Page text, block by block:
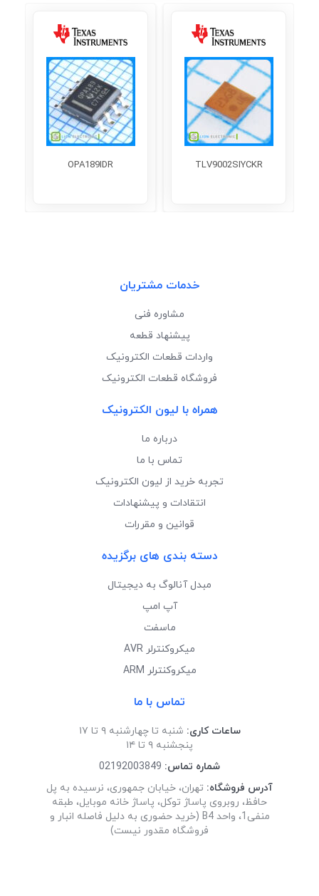
TLV9002SIYCKR
OPA189IDR
خدمات مشتریان
مشاوره فنی
پیشنهاد قطعه
واردات قطعات الکترونیک
فروشگاه قطعات الکترونیک
همراه با لیون الکترونیک
درباره ما
تماس با ما
تجربه خرید از لیون الکترونیک
انتقادات و پیشنهادات
قوانین و مقررات
دسته بندی های برگزیده
مبدل آنالوگ به دیجیتال
آپ امپ
ماسفت
میکروکنترلر AVR
میکروکنترلر ARM
تماس با ما
ساعات کاری: شنبه تا چهارشنبه ۹ تا ۱۷
پنجشنبه ۹ تا ۱۴
شماره تماس: 02192003849
آدرس فروشگاه: تهران، خیابان جمهوری، نرسیده به پل
حافظ، روبروی پاساژ توکل، پاساژ خانه موبایل، طبقه
منفی1، واحد B4 (خرید حضوری به دلیل فاصله انبار و
فروشگاه مقدور نیست)